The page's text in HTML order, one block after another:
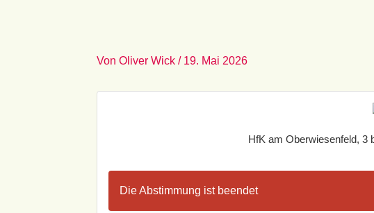
Von Oliver Wick / 19. Mai 2026
HfK am Oberwiesenfeld, 3
Die Abstimmung ist beendet